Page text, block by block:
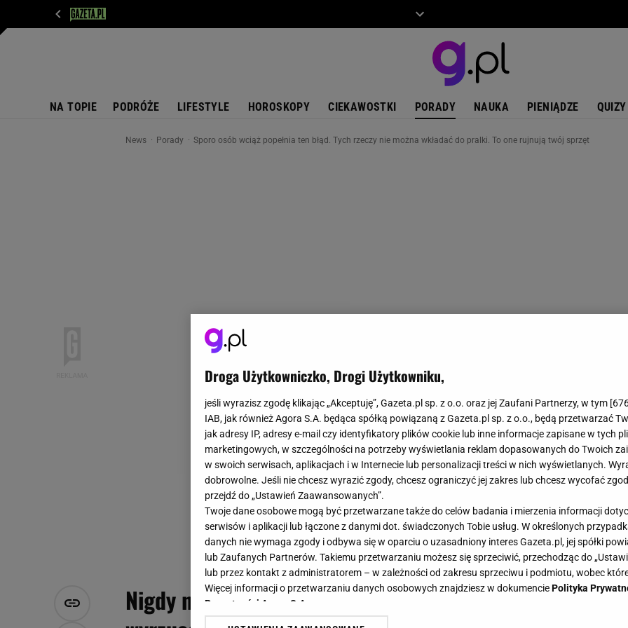
NA TOPIE PODRÓŻE LIFESTYLE HOROSKOPY CIEKAWOSTKI PORADY NAUKA PIENIĄDZE QUIZY
News Porady Sporo osób wciąż popełnia ten błąd. Tych rzeczy nie można wkładać do pralki. To one rujnują twój sprzęt
Nigdy nie wkładaj do pralki tych rzeczy. Sprzęt będzie
Droga Użytkowniczko, Drogi Użytkowniku,
jeśli wyrazisz zgodę klikając „Akceptuję”, Gazeta.pl sp. z o.o. oraz jej Zaufani Partnerzy, w tym [
IAB, jak również Agora S.A. będąca spółką powiązaną z Gazeta.pl sp. z o.o., będą przetwarzać
jak adresy IP, adresy e-mail czy identyfikatory plików cookie lub inne informacje zapisane w tych
marketingowych, w szczególności na potrzeby wyświetlania reklam dopasowanych do Twoich
w swoich serwisach, aplikacjach i w Internecie lub personalizacji treści w nich wyświetlanych.
dobrowolne. Jeśli nie chcesz wyrazić zgody, chcesz ograniczyć jej zakres lub chcesz wycofać
przejdź do „Ustawień Zaawansowanych”.
Twoje dane osobowe mogą być przetwarzane także do celów badania i mierzenia informacji
serwisów i aplikacji lub łączone z danymi dot. świadczonych Tobie usług. W określonych
danych nie wymaga zgody i odbywa się w oparciu o uzasadniony interes Gazeta.pl, jej spółki
lub Zaufanych Partnerów. Takiemu przetwarzaniu możesz się sprzeciwić, przechodząc do
lub przez kontakt z administratorem – w zależności od zakresu sprzeciwu i podmiotu, wobec
Więcej informacji o przetwarzaniu danych osobowych znajdziesz w dokumenciePolityka
Prywatności Agora S.A.